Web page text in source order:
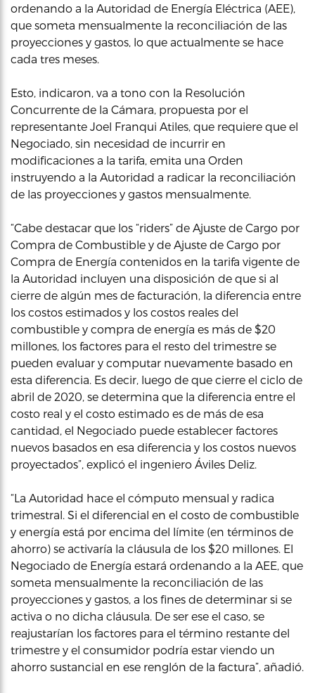
ordenando a la Autoridad de Energía Eléctrica (AEE),
que someta mensualmente la reconciliación de las
proyecciones y gastos, lo que actualmente se hace
cada tres meses.
Esto, indicaron, va a tono con la Resolución
Concurrente de la Cámara, propuesta por el
representante Joel Franqui Atiles, que requiere que el
Negociado, sin necesidad de incurrir en
modificaciones a la tarifa, emita una Orden
instruyendo a la Autoridad a radicar la reconciliación
de las proyecciones y gastos mensualmente.
“Cabe destacar que los “riders” de Ajuste de Cargo por
Compra de Combustible y de Ajuste de Cargo por
Compra de Energía contenidos en la tarifa vigente de
la Autoridad incluyen una disposición de que si al
cierre de algún mes de facturación, la diferencia entre
los costos estimados y los costos reales del
combustible y compra de energía es más de $20
millones, los factores para el resto del trimestre se
pueden evaluar y computar nuevamente basado en
esta diferencia. Es decir, luego de que cierre el ciclo de
abril de 2020, se determina que la diferencia entre el
costo real y el costo estimado es de más de esa
cantidad, el Negociado puede establecer factores
nuevos basados en esa diferencia y los costos nuevos
proyectados”, explicó el ingeniero Áviles Deliz.
“La Autoridad hace el cómputo mensual y radica
trimestral. Si el diferencial en el costo de combustible
y energía está por encima del límite (en términos de
ahorro) se activaría la cláusula de los $20 millones. El
Negociado de Energía estará ordenando a la AEE, que
someta mensualmente la reconciliación de las
proyecciones y gastos, a los fines de determinar si se
activa o no dicha cláusula. De ser ese el caso, se
reajustarían los factores para el término restante del
trimestre y el consumidor podría estar viendo un
ahorro sustancial en ese renglón de la factura”, añadió.